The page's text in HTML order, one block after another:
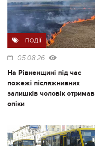
ПОДІЇ
05.08.26
На Рівненщині під час
пожежі післяжнивних
залишків чоловік отримав
опіки